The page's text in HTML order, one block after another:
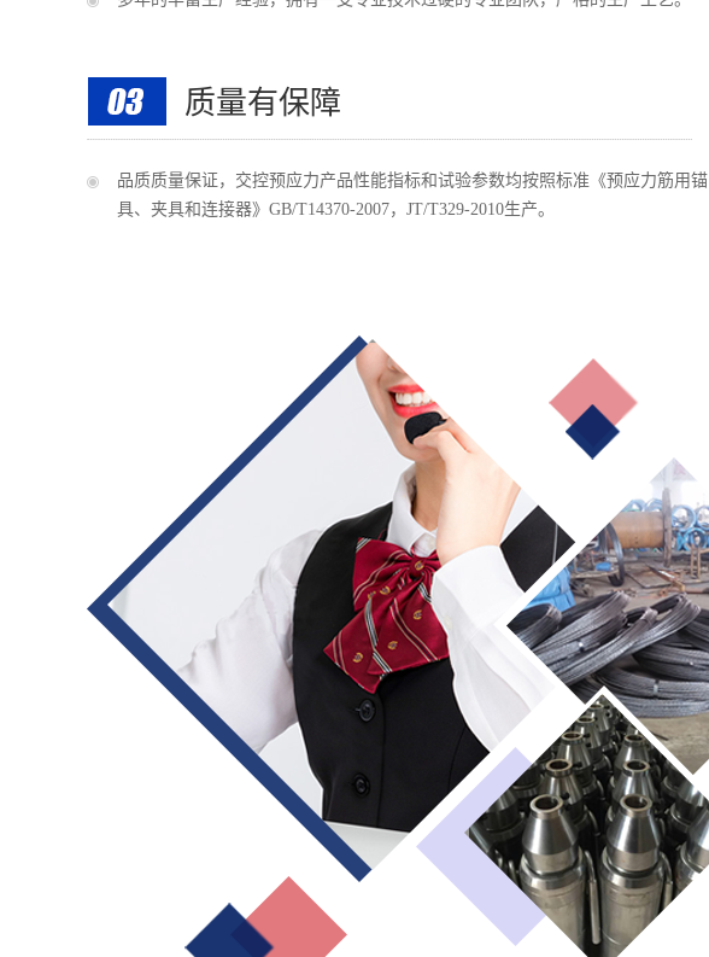
质量有保障
品质质量保证，交控预应力产品性能指标和试验参数均按照标准《预应力筋用锚
具、夹具和连接器》GB/T14370-2007，JT/T329-2010生产。